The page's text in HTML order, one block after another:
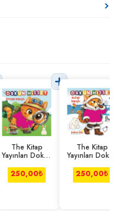
The Kitap
Yayınları Dokun
Karıştı
250,00₺
The Kitap
Yayınları Dokun
Karıştı
250,00₺